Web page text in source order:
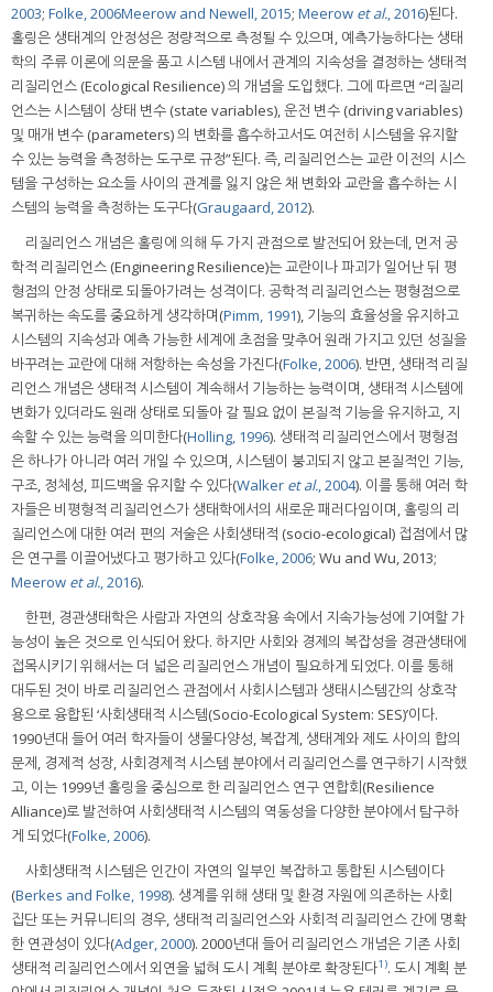
2003; Folke, 2006Meerow and Newell, 2015; Meerow et al., 2016)된다.
홀링은 생태계의 안정성은 정량적으로 측정될 수 있으며, 예측가능하다는 생태
학의 주류 이론에 의문을 품고 시스템 내에서 관계의 지속성을 결정하는 생태적
리질리언스 (Ecological Resilience) 의 개념을 도입했다. 그에 따르면 “리질리
언스는 시스템이 상태 변수 (state variables), 운전 변수 (driving variables)
및 매개 변수 (parameters) 의 변화를 흡수하고서도 여전히 시스템을 유지할
수 있는 능력을 측정하는 도구로 규정”된다. 즉, 리질리언스는 교란 이전의 시스
템을 구성하는 요소들 사이의 관계를 잃지 않은 채 변화와 교란을 흡수하는 시
스템의 능력을 측정하는 도구다(Graugaard, 2012).
리질리언스 개념은 홀링에 의해 두 가지 관점으로 발전되어 왔는데, 먼저 공
학적 리질리언스 (Engineering Resilience)는 교란이나 파괴가 일어난 뒤 평
형점의 안정 상태로 되돌아가려는 성격이다. 공학적 리질리언스는 평형점으로
복귀하는 속도를 중요하게 생각하며(Pimm, 1991), 기능의 효율성을 유지하고
시스템의 지속성과 예측 가능한 세계에 초점을 맞추어 원래 가지고 있던 성질을
바꾸려는 교란에 대해 저항하는 속성을 가진다(Folke, 2006). 반면, 생태적 리질
리언스 개념은 생태적 시스템이 계속해서 기능하는 능력이며, 생태적 시스템에
변화가 있더라도 원래 상태로 되돌아 갈 필요 없이 본질적 기능을 유지하고, 지
속할 수 있는 능력을 의미한다(Holling, 1996). 생태적 리질리언스에서 평형점
은 하나가 아니라 여러 개일 수 있으며, 시스템이 붕괴되지 않고 본질적인 기능,
구조, 정체성, 피드백을 유지할 수 있다(Walker et al., 2004). 이를 통해 여러 학
자들은 비평형적 리질리언스가 생태학에서의 새로운 패러다임이며, 홀링의 리
질리언스에 대한 여러 편의 저술은 사회생태적 (socio-ecological) 접점에서 많
은 연구를 이끌어냈다고 평가하고 있다(Folke, 2006; Wu and Wu, 2013;
Meerow et al., 2016).
한편, 경관생태학은 사람과 자연의 상호작용 속에서 지속가능성에 기여할 가
능성이 높은 것으로 인식되어 왔다. 하지만 사회와 경제의 복잡성을 경관생태에
접목시키기 위해서는 더 넓은 리질리언스 개념이 필요하게 되었다. 이를 통해
대두된 것이 바로 리질리언스 관점에서 사회시스템과 생태시스템간의 상호작
용으로 융합된 ‘사회생태적 시스템(Socio-Ecological System: SES)’이다.
1990년대 들어 여러 학자들이 생물다양성, 복잡계, 생태계와 제도 사이의 합의
문제, 경제적 성장, 사회경제적 시스템 분야에서 리질리언스를 연구하기 시작했
고, 이는 1999년 홀링을 중심으로 한 리질리언스 연구 연합회(Resilience
Alliance)로 발전하여 사회생태적 시스템의 역동성을 다양한 분야에서 탐구하
게 되었다(Folke, 2006).
사회생태적 시스템은 인간이 자연의 일부인 복잡하고 통합된 시스템이다
(Berkes and Folke, 1998). 생계를 위해 생태 및 환경 자원에 의존하는 사회
집단 또는 커뮤니티의 경우, 생태적 리질리언스와 사회적 리질리언스 간에 명확
한 연관성이 있다(Adger, 2000). 2000년대 들어 리질리언스 개념은 기존 사회
생태적 리질리언스에서 외연을 넓혀 도시 계획 분야로 확장된다1). 도시 계획 분